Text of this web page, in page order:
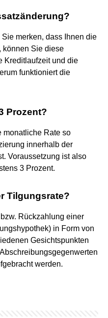
merken, dass Ihnen die
können Sie diese
Kreditlaufzeit und die
funktioniert die
Prozent?
monatliche Rate so
innerhalb der
Voraussetzung ist also
3 Prozent.
Tilgungsrate?
Rückzahlung einer
in Form von
Gesichtspunkten
werden.